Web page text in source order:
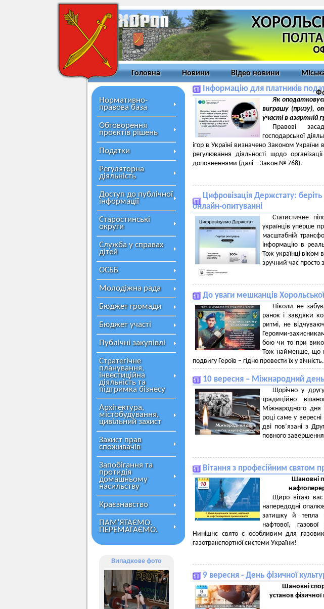
Головна Новини Відео новини
Нормативно-
правова база
Обговорення
проєктів рішень
Податки
Регуляторна
діяльність
Доступ до публічної
інформації
Старостинські
округи
Служба у справах
дітей
ОСББ
Молодіжна рада
Бюджет громади
Бюджет участі
Публічні закупівлі
Стратегічне
планування,
інвестиційна
діяльність та
підтримка бізнесу
Архітектура,
містобудування,
цивільний захист
Захист прав
споживачів
Запобігання та
протидія
домашньому
насильству
Краєзнавство
ПАМ’ЯТАЄМО.
ПЕРЕМАГАЄМО.
Випадкове фото
Інформацію для платників
Як
виграшу (призу),
участі в азартній
Правові
господарської
ігор в Україні визначено Законом
регулювання діяльності щодо
доповненнями (далі – Закон № 768).
Цифровізація Держстату:
онлайн-опитуванні
Статистичне
українців уперше
масштабній
інформацію в
Тож українці віком
зручний час просто
До уваги мешканців
Ніколи не
ранок і завдяки
ритмі, не
Героями-
бою чи то при
Тож найменше, що
подвигу Героїв – гідно провести їх у
10 вересня – Міжнародний
Щорічно у
традиційно
Міжнародного дня
році саме у
дві пов’язані з
повного
Вітання з професійним святом
Шановні
Щиро вітаю
напередодні
затишку й тепла
нафтової,
Нинішнє свято є особливим для
газотранспортної системи України!
9 вересня - День фізичної
Шановні
установ